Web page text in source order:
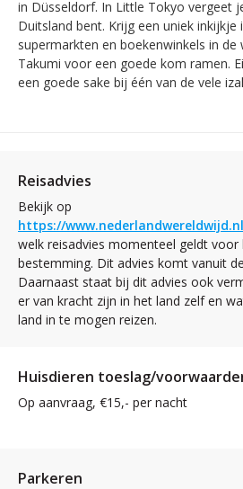
in Düsseldorf. In Little Tokyo vergeet
Duitsland bent. Krijg een uniek inkijkje
supermarkten en boekenwinkels in de
Takumi voor een goede kom ramen.
een goede sake bij één van de vele
Reisadvies
Bekijk op
https://
welk reisadvies momenteel geldt voor
bestemming. Dit advies komt vanuit
Daarnaast staat bij dit advies ook
er van kracht zijn in het land zelf en
land in te mogen reizen.
Huisdieren toeslag/
Op aanvraag, €15,- per nacht
Parkeren